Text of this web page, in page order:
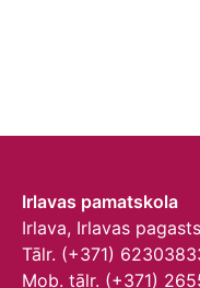
Irlavas pamatskola
Irlava, Irlavas
Tālr. (+371)
Mob. tālr. (+371)